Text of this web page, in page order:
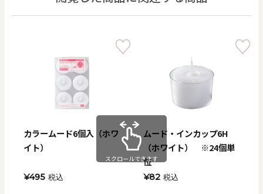
カラームード6個入（ホワ
イト）
¥495 税込
ムード・インカップ6H
（ホワイト） ※24個単
位
¥82 税込
スクロールできます